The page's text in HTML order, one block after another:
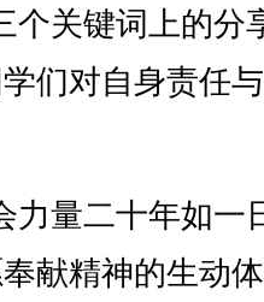
个关键词上的分
们对自身责任
量二十年如一
献精神的生动